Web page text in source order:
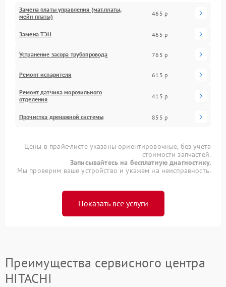
Замена платы управления (мат.платы,
мейн платы)
465 р
Замена ТЭН 465 р
Устранение засора трубопровода 765 р
Ремонт испарителя 615 р
Ремонт датчика морозильного
отделения
415 р
Прочистка дренажной системы 855 р
Цены в прайс-листе указаны ориентировочные, без учета
стоимости запчастей.
Записывайтесь на бесплатную диагностику.
Мы проверим ваше устройство и укажем на неисправность.
Показать все услуги
Преимущества сервисного центра
HITACHI